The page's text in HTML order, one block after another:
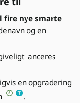
fire nye smarte
og en
lanceres
en opgradering
.